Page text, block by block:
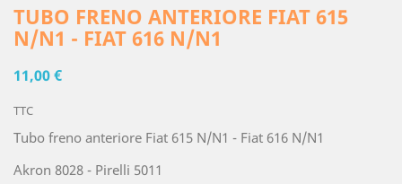
TUBO FRENO ANTERIORE FIAT 615
N/N1 - FIAT 616 N/N1
11,00 €
TTC
Tubo freno anteriore Fiat 615 N/N1 - Fiat 616 N/N1
Akron 8028 - Pirelli 5011